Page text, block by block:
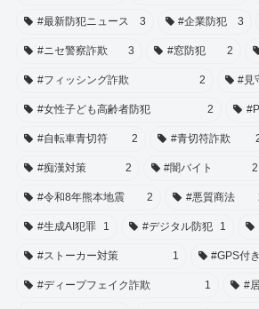
#最新防犯ニュース 3 #企業防犯 3
#ニセ警察詐欺 3 #窓防犯 2
#フィッシング詐欺 2 #見
#女性子ども高齢者防犯 2
#自転車青切符 2 #青切符詐欺
#痴漢対策 2 #闇バイト 2
#令和8年熊本地震 2 #悪質商法
#生成AI犯罪 1 #デジタル防犯 1
#ストーカー対策 1 #GPS付
#ディープフェイク詐欺 1 #